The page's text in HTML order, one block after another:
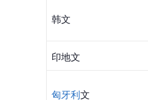
韩文
印地文
匈牙利文